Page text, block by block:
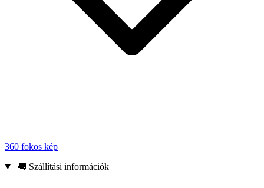
360 fokos kép
🚚 Szállítási információk